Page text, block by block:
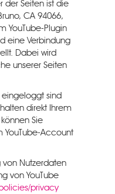
der Seiten ist die
CA 94066,
YouTube-Plugin
eine Verbindung
Dabei wird
unserer Seiten
eingeloggt sind
direkt Ihrem
Sie
YouTube-Account
Nutzerdaten
von YouTube
privacy